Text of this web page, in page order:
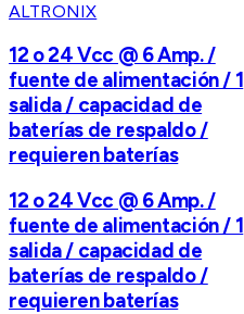
ALTRONIX
12 o 24 Vcc @ 6 Amp. /
fuente de alimentación / 1
salida / capacidad de
baterías de respaldo /
requieren baterías
12 o 24 Vcc @ 6 Amp. /
fuente de alimentación / 1
salida / capacidad de
baterías de respaldo /
requieren baterías